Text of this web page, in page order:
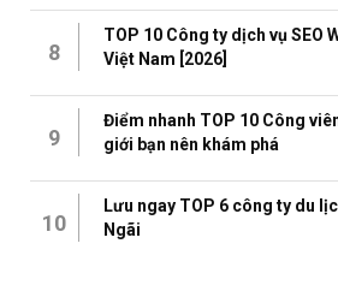
8
TOP 10 Công ty dịch vụ SEO
Việt Nam [2026]
9
Điểm nhanh TOP 10 Công
giới bạn nên khám phá
10
Lưu ngay TOP 6 công ty du
Ngãi